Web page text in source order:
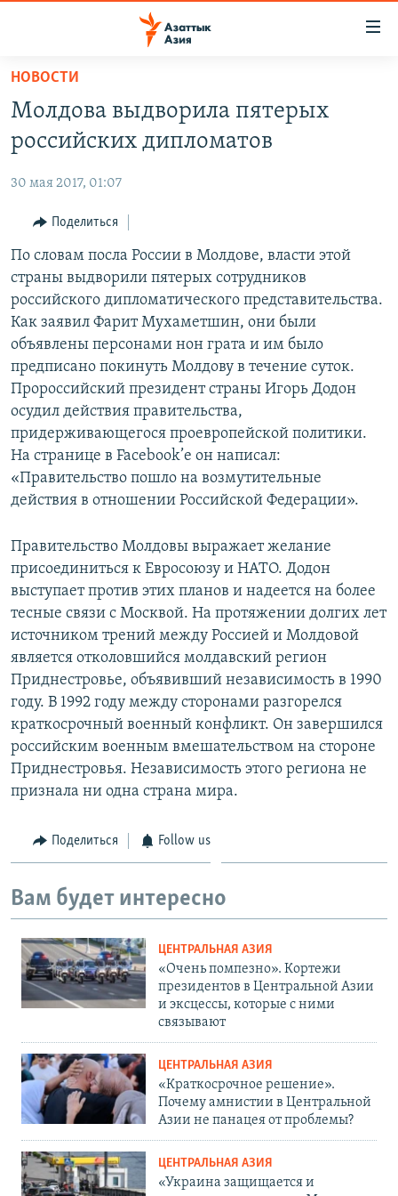
Вернуться
основному
содержанию
Вернутся
навигации
Вернутся
поиску
УЗБЕКИСТАН
ТАДЖИКИСТАН
НОВОСТИ
ВОЙНА В УКРАИНЕ
НА ДРУГИХ ЯЗЫКАХ
ҚАЗАҚША
КЫРГЫЗЧА
ТОҶИКӢ
TÜRKMENÇE
Все сайты РСЕ/РС
НОВОСТИ
Молдова выдворила пятерых
российских дипломатов
30 мая 2017, 01:07
Поделиться
По словам посла России в Молдове, власти этой
страны выдворили пятерых сотрудников
российского дипломатического представительства.
Как заявил Фарит Мухаметшин, они были
объявлены персонами нон грата и им было
предписано покинуть Молдову в течение суток.
Пророссийский президент страны Игорь Додон
осудил действия правительства,
придерживающегося проевропейской политики.
На странице в Facebook’е он написал:
«Правительство пошло на возмутительные
действия в отношении Российской Федерации».
Правительство Молдовы выражает желание
присоединиться к Евросоюзу и НАТО. Додон
выступает против этих планов и надеется на более
тесные связи с Москвой. На протяжении долгих лет
источником трений между Россией и Молдовой
является отколовшийся молдавский регион
Приднестровье, объявивший независимость в 1990
году. В 1992 году между сторонами разгорелся
краткосрочный военный конфликт. Он завершился
российским военным вмешательством на стороне
Приднестровья. Независимость этого региона не
признала ни одна страна мира.
Поделиться Follow us
Вам будет интересно
ЦЕНТРАЛЬНАЯ АЗИЯ
«Очень помпезно». Кортежи
президентов в Центральной Азии
и эксцессы, которые с ними
связывают
ЦЕНТРАЛЬНАЯ АЗИЯ
«Краткосрочное решение».
Почему амнистии в Центральной
Азии не панацея от проблемы?
ЦЕНТРАЛЬНАЯ АЗИЯ
«Украина защищается и